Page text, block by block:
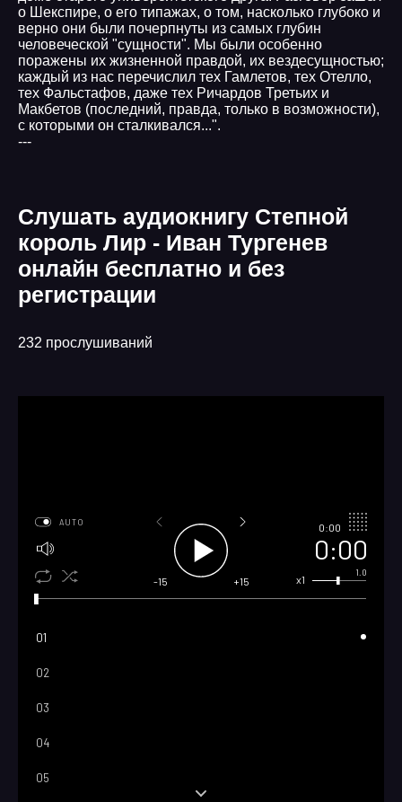
о Шекспире, о его типажах, о том, насколько глубоко и
верно они были почерпнуты из самых глубин
человеческой "сущности". Мы были особенно
поражены их жизненной правдой, их вездесущностью;
каждый из нас перечислил тех Гамлетов, тех Отелло,
тех Фальстафов, даже тех Ричардов Третьих и
Макбетов (последний, правда, только в возможности),
с которыми он сталкивался...".
---
Слушать аудиокнигу Степной
король Лир - Иван Тургенев
онлайн бесплатно и без
регистрации
232 прослушиваний
0:00
0:00
1.0
x1
-15 +15
AUTO
01
02
03
04
05